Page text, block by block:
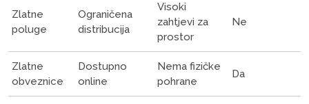
Zlatne
poluge
Ograničena
distribucija
Visoki
zahtjevi za
prostor
Ne
Zlatne
obveznice
Dostupno
online
Nema fizičke
pohrane
Da